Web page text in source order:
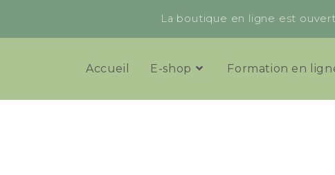
La boutique en ligne est
Accueil E-shop Formation en